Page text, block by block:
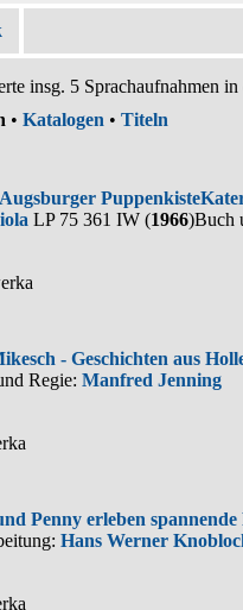
insg. 5 Sprachaufnahmen
• Katalogen • Titeln
Puppenkiste
LP 75 361 IW (1966)Buch
- Geschichten aus
Regie: Manfred Jenning
Penny erleben spannende
Hans Werner